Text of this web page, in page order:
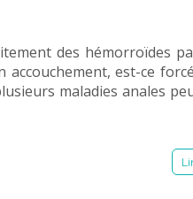
des hémorroïdes
est-ce
maladies anales